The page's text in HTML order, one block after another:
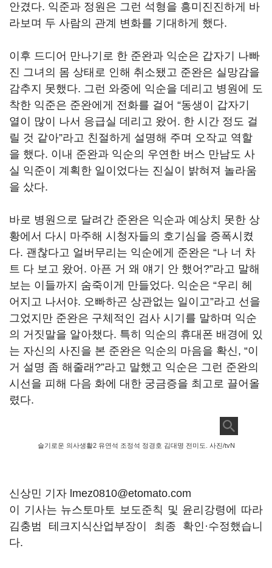
안겼다. 익준과 정원은 그런 석형을 흥미진진하게 바
라보며 두 사람의 관계 변화를 기대하게 했다.
이후 드디어 만나기로 한 준완과 익순은 갑자기 나빠
진 그녀의 몸 상태로 인해 취소됐고 준완은 실망감을
감추지 못했다. 그런 와중에 익순을 데리고 병원에 도
착한 익준은 준완에게 전화를 걸어 “동생이 갑자기
열이 많이 나서 응급실 데리고 왔어 . 한 시간 정도 걸
릴 것 같아”라고 친절하게 설명해 주며 오작교 역할
을 했다. 이내 준완과 익순의 우연한 버스 만남도 사
실 익준이 계획한 일이었다는 진실이 밝혀져 놀라움
을 샀다.
바로 병원으로 달려간 준완은 익순과 예상치 못한 상
황에서 다시 마주해 시청자들의 호기심을 증폭시켰
다. 괜찮다고 얼버무리는 익순에게 준완은 “나 너 차
트 다 보고 왔어 . 아픈 거 왜 얘기 안 했어 ?”라고 말해
보는 이들까지 숨죽이게 만들었다. 익순은 “우리 헤
어지고 나서야. 오빠하곤 상관없는 일이고”라고 선을
그었지만 준완은 구체적인 검사 시기를 말하며 익순
의 거짓말을 알아챘다. 특히 익순의 휴대폰 배경에 있
는 자신의 사진을 본 준완은 익순의 마음을 확신, “이
거 설명 좀 해줄래 ?”라고 말했고 익순은 그런 준완의
시선을 피해 다음 화에 대한 궁금증을 최고로 끌어올
렸다.
슬기로운 의사생활2 유연석 조정석 정경호 김대명 전미도. 사진/tvN
신상민 기자 lmez0810@etomato.com
이 기사는 뉴스토마토 보도준칙 및 윤리강령에 따라
김충범 테크지식산업부장이 최종 확인·수정했습니
다.